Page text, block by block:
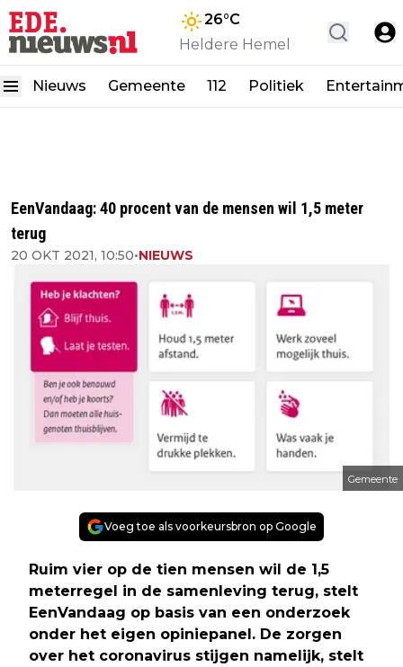
26°C
Heldere Hemel
Nieuws Gemeente 112 Politiek
EenVandaag: 40 procent van de mensen wil 1,5 meter
terug
20 OKT 2021, 10:50•NIEUWS
Gemeente
Voeg toe als voorkeursbron op Google
Ruim vier op de tien mensen wil de 1,5
meterregel in de samenleving terug, stelt
EenVandaag op basis van een onderzoek
onder het eigen opiniepanel. De zorgen
over het coronavirus stijgen namelijk, stelt